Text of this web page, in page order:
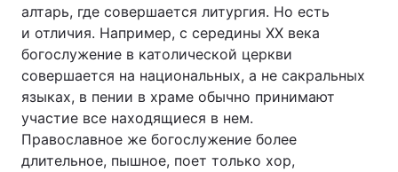
алтарь, где совершается литургия. Но есть
и отличия. Например, с середины XX века
богослужение в католической церкви
совершается на национальных, а не сакральных
языках, в пении в храме обычно принимают
участие все находящиеся в нем.
Православное же богослужение более
длительное, пышное, поет только хор,